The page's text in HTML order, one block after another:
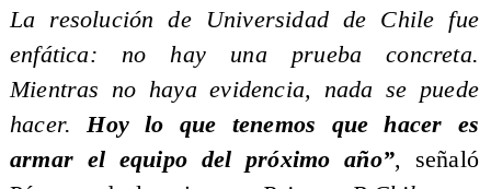
La resolución de Universidad de Chile fue
enfática: no hay una prueba concreta.
Mientras no haya evidencia, nada se puede
hacer.Hoy lo que tenemos que hacer es
armar el equipo del próximo año”, señaló